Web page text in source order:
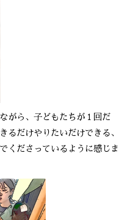
がら、子どもたちが１回だ
るだけやりたいだけできる、
くださっているように感じま